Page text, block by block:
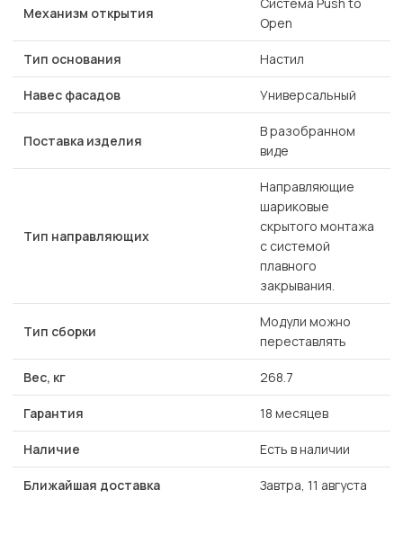
Механизм открытия
Open
Тип основания Настил
Навес фасадов Универсальный
Поставка изделия
В разобранном
виде
Тип направляющих
Направляющие
шариковые
скрытого монтажа
с системой
плавного
закрывания.
Тип сборки
Модули можно
переставлять
Вес, кг 268.7
Гарантия 18 месяцев
Наличие Есть в наличии
Ближайшая доставка Завтра, 11 августа